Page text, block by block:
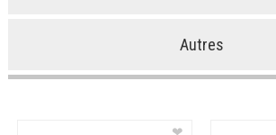
Autres